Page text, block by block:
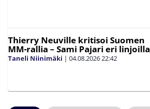
Thierry Neuville kritisoi Suomen
MM-rallia – Sami Pajari eri linjoilla
Taneli Niinimäki | 04.08.202622:42